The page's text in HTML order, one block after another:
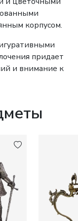
корпусом.
придает
и внимание к
с
износа